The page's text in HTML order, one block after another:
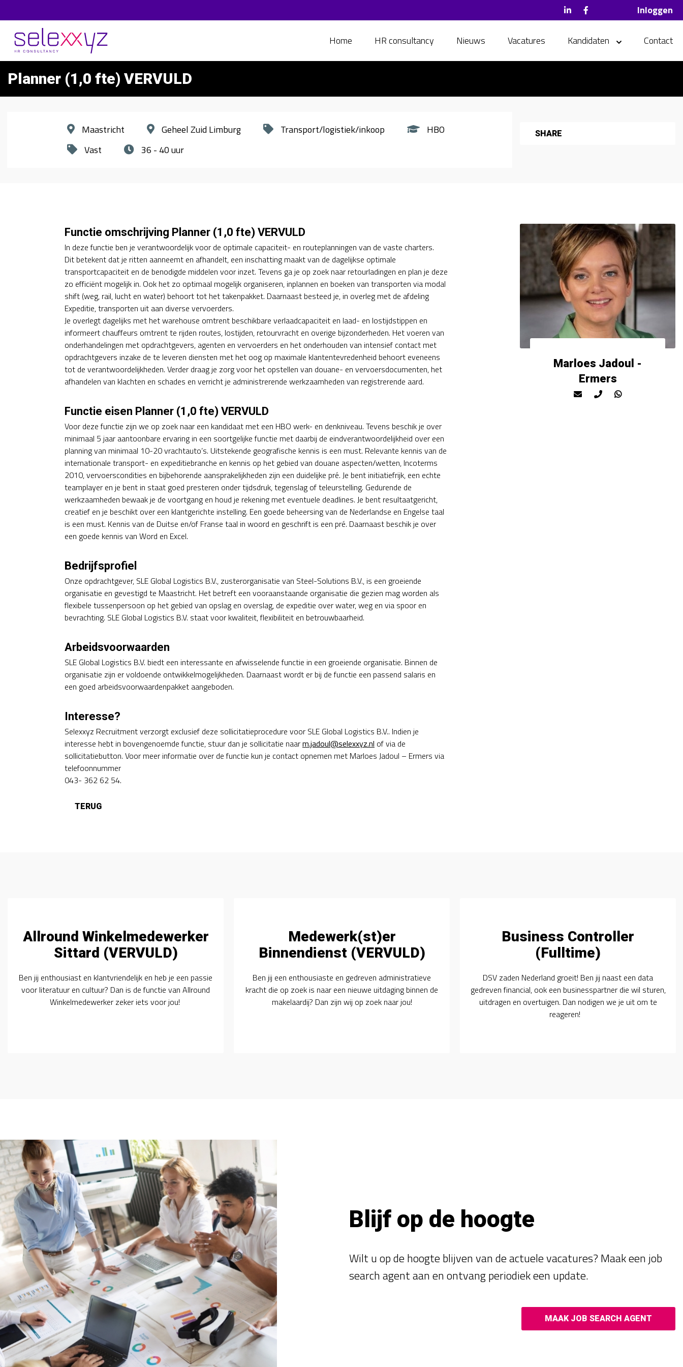
Inloggen
Home HR consultancy Nieuws Vacatures Kandidaten Contact
Planner (1,0 fte) VERVULD
Maastricht Geheel Zuid Limburg Transport/logistiek/inkoop
HBO
Vast
36 - 40 uur
SHARE
Functie omschrijving Planner (1,0 fte) VERVULD
In deze functie ben je verantwoordelijk voor de optimale capaciteit- en routeplanningen van de vaste charters.
Dit betekent dat je ritten aanneemt en afhandelt, een inschatting maakt van de dagelijkse optimale
transportcapaciteit en de benodigde middelen voor inzet. Tevens ga je op zoek naar retourladingen en plan je deze
zo efficiënt mogelijk in. Ook het zo optimaal mogelijk organiseren, inplannen en boeken van transporten via modal
shift (weg, rail, lucht en water) behoort tot het takenpakket. Daarnaast besteed je, in overleg met de afdeling
Expeditie, transporten uit aan diverse vervoerders.
Je overlegt dagelijks met het warehouse omtrent beschikbare verlaadcapaciteit en laad- en lostijdstippen en
informeert chauffeurs omtrent te rijden routes, lostijden, retourvracht en overige bijzonderheden. Het voeren van
onderhandelingen met opdrachtgevers, agenten en vervoerders en het onderhouden van intensief contact met
opdrachtgevers inzake de te leveren diensten met het oog op maximale klantentevredenheid behoort eveneens
tot de verantwoordelijkheden. Verder draag je zorg voor het opstellen van douane- en vervoersdocumenten, het
afhandelen van klachten en schades en verricht je administrerende werkzaamheden van registrerende aard.
Functie eisen Planner (1,0 fte) VERVULD
Voor deze functie zijn we op zoek naar een kandidaat met een HBO werk- en denkniveau. Tevens beschik je over
minimaal 5 jaar aantoonbare ervaring in een soortgelijke functie met daarbij de eindverantwoordelijkheid over een
planning van minimaal 10-20 vrachtauto’s. Uitstekende geografische kennis is een must. Relevante kennis van de
internationale transport- en expeditiebranche en kennis op het gebied van douane aspecten/wetten, Incoterms
2010, vervoerscondities en bijbehorende aansprakelijkheden zijn een duidelijke pré. Je bent initiatiefrijk, een echte
teamplayer en je bent in staat goed presteren onder tijdsdruk, tegenslag of teleurstelling. Gedurende de
werkzaamheden bewaak je de voortgang en houd je rekening met eventuele deadlines. Je bent resultaatgericht,
creatief en je beschikt over een klantgerichte instelling. Een goede beheersing van de Nederlandse en Engelse taal
is een must. Kennis van de Duitse en/of Franse taal in woord en geschrift is een pré. Daarnaast beschik je over
een goede kennis van Word en Excel.
Bedrijfsprofiel
Onze opdrachtgever, SLE Global Logistics B.V., zusterorganisatie van Steel-Solutions B.V., is een groeiende
organisatie en gevestigd te Maastricht. Het betreft een vooraanstaande organisatie die gezien mag worden als
flexibele tussenpersoon op het gebied van opslag en overslag, de expeditie over water, weg en via spoor en
bevrachting. SLE Global Logistics B.V. staat voor kwaliteit, flexibiliteit en betrouwbaarheid.
Arbeidsvoorwaarden
SLE Global Logistics B.V. biedt een interessante en afwisselende functie in een groeiende organisatie. Binnen de
organisatie zijn er voldoende ontwikkelmogelijkheden. Daarnaast wordt er bij de functie een passend salaris en
een goed arbeidsvoorwaardenpakket aangeboden.
Interesse?
Selexxyz Recruitment verzorgt exclusief deze sollicitatieprocedure voor SLE Global Logistics B.V.. Indien je
interesse hebt in bovengenoemde functie, stuur dan je sollicitatie naarm.jadoul@selexxyz.nl of via de
sollicitatiebutton. Voor meer informatie over de functie kun je contact opnemen met Marloes Jadoul – Ermers via
telefoonnummer
043- 362 62 54.
Marloes Jadoul -
Ermers
Allround Winkelmedewerker
Sittard (VERVULD)
Ben jij enthousiast en klantvriendelijk en heb je een passie
voor literatuur en cultuur? Dan is de functie van Allround
Winkelmedewerker zeker iets voor jou!
Medewerk(st)er
Binnendienst (VERVULD)
Ben jij een enthousiaste en gedreven administratieve
kracht die op zoek is naar een nieuwe uitdaging binnen de
makelaardij? Dan zijn wij op zoek naar jou!
Business Controller
(Fulltime)
DSV zaden Nederland groeit! Ben jij naast een data
gedreven financial, ook een businesspartner die wil sturen,
uitdragen en overtuigen. Dan nodigen we je uit om te
reageren!
Blijf op de hoogte
Wilt u op de hoogte blijven van de actuele vacatures? Maak een job
search agent aan en ontvang periodiek een update.
MAAK JOB SEARCH AGENT